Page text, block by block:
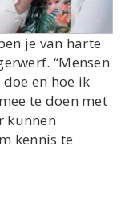
je van harte
“Mensen
en hoe ik
te doen met
kunnen
kennis te